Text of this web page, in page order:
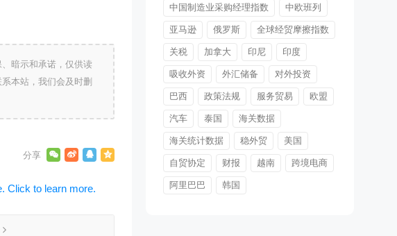
暗示和承诺，仅供读
本站，我们会及时删
中国制造业采购经理指数 中欧班列
亚马逊 俄罗斯 全球经贸摩擦指数
关税 加拿大 印尼 印度
吸收外资 外汇储备 对外投资
巴西 政策法规 服务贸易 欧盟
汽车 泰国 海关数据
海关统计数据 稳外贸 美国
自贸协定 财报 越南 跨境电商
阿里巴巴 韩国